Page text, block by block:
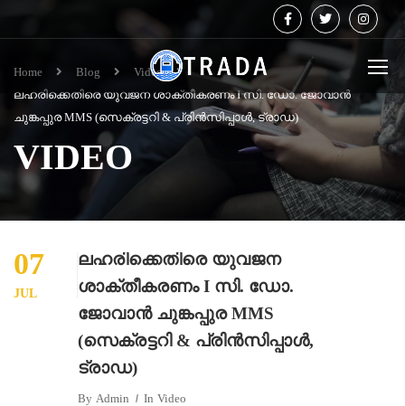
Home Blog
Video
ലഹരിക്കെതിരെ യുവജന ശാക്തീകരണം I സി. ഡോ. ജോവാൻ
ചുങ്കപ്പുര MMS (സെക്രട്ടറി & പ്രിൻസിപ്പാൾ, ട്രാഡ)
VIDEO
07
JUL
ലഹരിക്കെതിരെ യുവജന
ശാക്തീകരണം I സി. ഡോ.
ജോവാൻ ചുങ്കപ്പുര MMS
(സെക്രട്ടറി & പ്രിൻസിപ്പാൾ,
ട്രാഡ)
By Admin In Video